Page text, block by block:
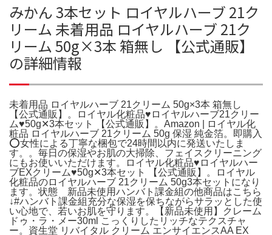
みかん 3本セット ロイヤルハーブ 21ク
リーム 未着用品 ロイヤルハーブ 21ク
リーム 50g×3本 箱無し 【公式通販】
の詳細情報
未着用品 ロイヤルハーブ 21クリーム 50g×3本 箱無し
【公式通販】。ロイヤル化粧品♥ロイヤルハーブ21クリー
ム♥50g✕3本セット 【公式通販】。Amazon | ロイヤル化
粧品 ロイヤルハーブ 21クリーム 50g 保湿 純金箔。即購入
⭕️女性による丁寧な梱包で24時間以内に発送いたしま
す。。毎日の保湿やお肌の大掃除、フェイスクリーニング
にもお使いいただけます。ロイヤル化粧品♥ロイヤルハー
ブEXクリーム♥50g✕3本セット 【公式通販】。ロイヤル
化粧品のロイヤルハーブ 21クリーム 50g3本セットになり
ます。状態 新品未使用ハンバト課金組の他商品はこちら
↓#ハンバト課金組充分な保湿を保ちながらサラッとした使
い心地で、若いお肌を守ります。【新品未使用】クレーム
ドゥ・ラ・メー30ml こっくりしたリッチなテクスチャ
ー。資生堂 リバイタル クリーム エンサイエンスAA EX